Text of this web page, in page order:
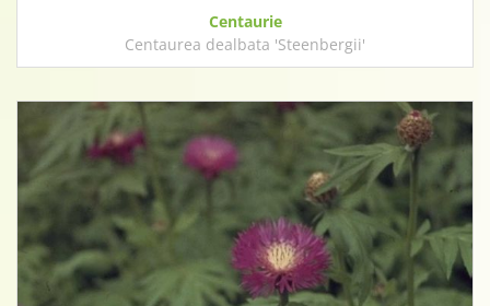
Centaurie
Centaurea dealbata 'Steenbergii'